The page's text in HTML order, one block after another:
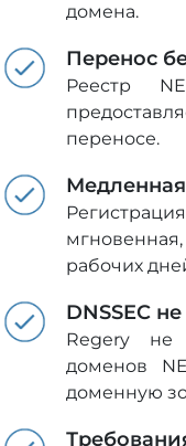
домена.
Перенос
Реестр
переносе.
рабочих
DNSSEC
Regery не
доменов
доменную